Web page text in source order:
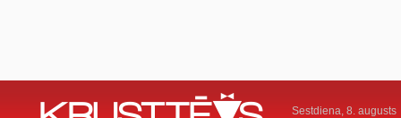
Sestdiena, 8. augusts